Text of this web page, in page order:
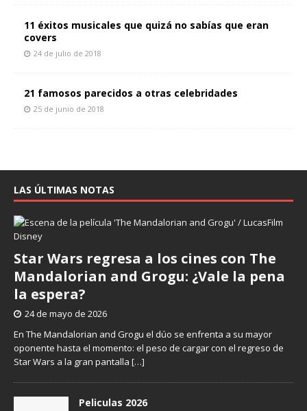
11 éxitos musicales que quizá no sabías que eran
covers
24 de julio de 2018
21 famosos parecidos a otras celebridades
25 de junio de 2018
LAS ÚLTIMAS NOTAS
Star Wars regresa a los cines con The
Mandalorian and Grogu: ¿Vale la pena
la espera?
24 de mayo de 2026
En The Mandalorian and Grogu el dúo se enfrenta a su mayor
oponente hasta el momento: el peso de cargar con el regreso de
Star Wars a la gran pantalla […]
Peliculas 2026